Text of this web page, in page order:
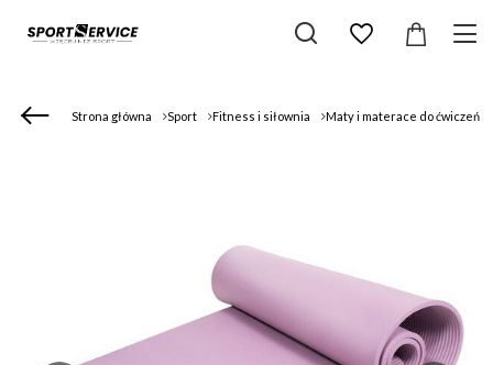
Strona główna Sport Fitness i siłownia Maty i materace do ćwiczeń